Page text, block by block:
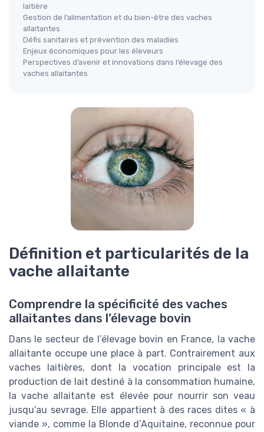
laitière
Gestion de l’alimentation et du bien-être des vaches
allaitantes
Défis sanitaires et prévention des maladies
Enjeux économiques pour les éleveurs
Perspectives d’avenir et innovations dans l’élevage des
vaches allaitantes
Définition et particularités de la
vache allaitante
Comprendre la spécificité des vaches
allaitantes dans l’élevage bovin
Dans le secteur de l’élevage bovin en France, la vache
allaitante occupe une place à part. Contrairement aux
vaches laitières, dont la vocation principale est la
production de lait destiné à la consommation humaine,
la vache allaitante est élevée pour nourrir son veau
jusqu’au sevrage. Elle appartient à des races dites « à
viande », comme la Blonde d’Aquitaine, reconnue pour